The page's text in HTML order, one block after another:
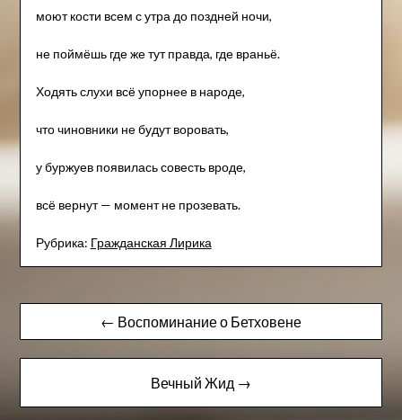
моют кости всем с утра до поздней ночи,
не поймёшь где же тут правда, где враньё.
Ходять слухи всё упорнее в народе,
что чиновники не будут воровать,
у буржуев появилась совесть вроде,
всё вернут — момент не прозевать.
Рубрика: Гражданская Лирика
Навигация
по
← Воспоминание о Бетховене
Вечный Жид →